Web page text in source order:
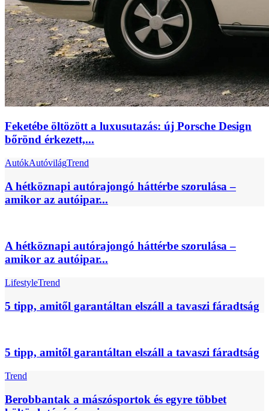
Feketébe öltözött a luxusutazás: új Porsche Design
bőrönd érkezett,...
AutókAutóvilágTrend
A hétköznapi autórajongó háttérbe szorulása –
amikor az autóipar...
A hétköznapi autórajongó háttérbe szorulása –
amikor az autóipar...
LifestyleTrend
5 tipp, amitől garantáltan elszáll a tavaszi fáradtság
5 tipp, amitől garantáltan elszáll a tavaszi fáradtság
Trend
Berobbantak a mászósportok és egyre többet